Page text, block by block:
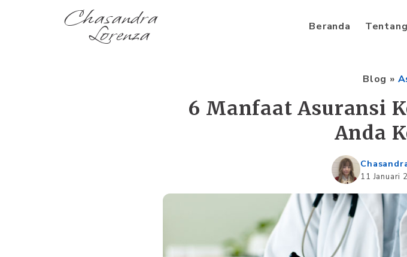
Chasandra
Lorenza Beranda Tentang
Blog »
6 Manfaat Asuransi
Anda
11 Januari